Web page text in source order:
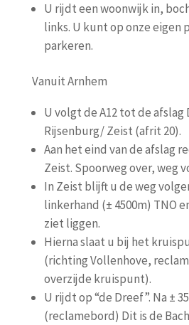
U rijdt een woonwijk in,
links. U kunt op onze eigen
parkeren.
Vanuit Arnhem
U volgt de A12 tot de afslag
Rijsenburg/ Zeist (afrit 20).
Aan het eind van de afslag
Zeist. Spoorweg over, weg
In Zeist blijft u de weg
linkerhand (± 4500m) TNO
ziet liggen.
Hierna slaat u bij het
(richting Vollenhove,
overzijde kruispunt).
U rijdt op “de Dreef”. Na ±
(reclamebord) Dit is de